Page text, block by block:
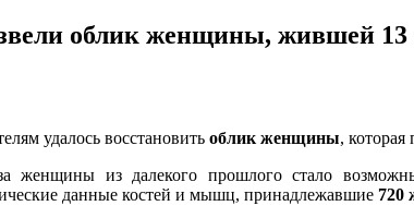
облик женщины, жившей 13
удалось восстановить облик женщины,
женщины из далекого прошлого стало
данные костей и мышц, принадлежавшие 720